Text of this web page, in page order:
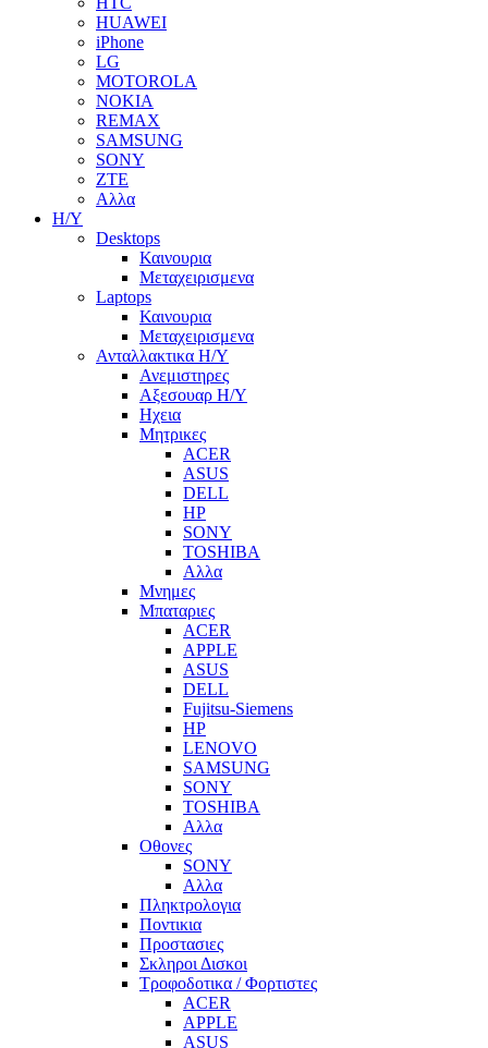
HUAWEI
iPhone
LG
MOTOROLA
NOKIA
REMAX
SAMSUNG
SONY
ZTE
Αλλα
Η/Υ
Desktops
Καινουρια
Μεταχειρισμενα
Laptops
Καινουρια
Μεταχειρισμενα
Ανταλλακτικα H/Y
Ανεμιστηρες
Αξεσουαρ Η/Υ
Ηχεια
Μητρικες
ACER
ASUS
DELL
HP
SONY
TOSHIBA
Αλλα
Μνημες
Μπαταριες
ACER
APPLE
ASUS
DELL
Fujitsu-Siemens
HP
LENOVO
SAMSUNG
SONY
TOSHIBA
Αλλα
Οθονες
SONY
Αλλα
Πληκτρολογια
Ποντικια
Προστασιες
Σκληροι Δισκοι
Τροφοδοτικα / Φορτιστες
ACER
APPLE
ASUS